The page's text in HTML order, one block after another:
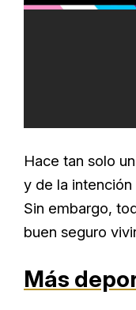
Hace tan solo
y de la
Sin embargo,
buen seguro
Más